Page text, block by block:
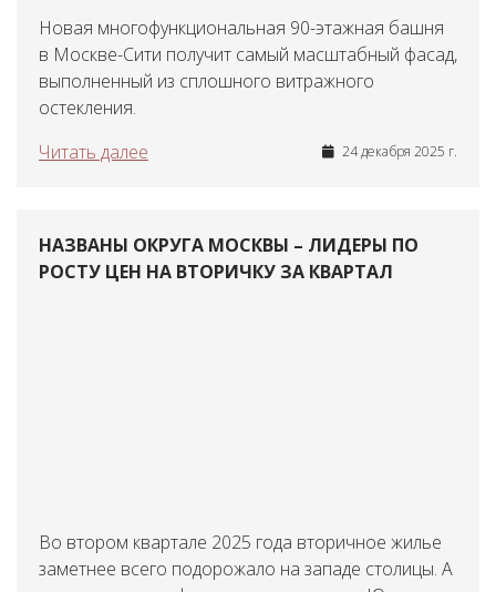
Новая многофункциональная 90-этажная башня
в Москве-Сити получит самый масштабный фасад,
выполненный из сплошного витражного
остекления.
Читать далее
24 декабря 2025 г.
НАЗВАНЫ ОКРУГА МОСКВЫ – ЛИДЕРЫ ПО
РОСТУ ЦЕН НА ВТОРИЧКУ ЗА КВАРТАЛ
Во втором квартале 2025 года вторичное жилье
заметнее всего подорожало на западе столицы. А